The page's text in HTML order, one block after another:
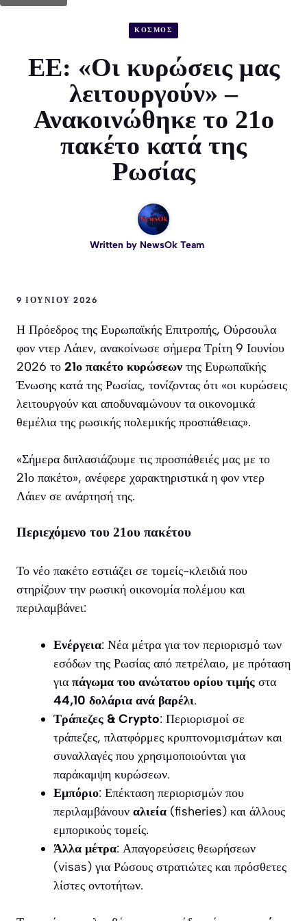
ΚΟΣΜΟΣ
ΕΕ: «Οι κυρώσεις μας
λειτουργούν» –
Ανακοινώθηκε το 21ο
πακέτο κατά της
Ρωσίας
Written by NewsOk Team
9 ΙΟΥΝΊΟΥ 2026
Η Πρόεδρος της Ευρωπαϊκής Επιτροπής, Ούρσουλα
φον ντερ Λάιεν, ανακοίνωσε σήμερα Τρίτη 9 Ιουνίου
2026 το 21ο πακέτο κυρώσεων της Ευρωπαϊκής
Ένωσης κατά της Ρωσίας, τονίζοντας ότι «οι κυρώσεις
λειτουργούν και αποδυναμώνουν τα οικονομικά
θεμέλια της ρωσικής πολεμικής προσπάθειας».
«Σήμερα διπλασιάζουμε τις προσπάθειές μας με το
21ο πακέτο», ανέφερε χαρακτηριστικά η φον ντερ
Λάιεν σε ανάρτησή της.
Περιεχόμενο του 21ου πακέτου
Το νέο πακέτο εστιάζει σε τομείς-κλειδιά που
στηρίζουν την ρωσική οικονομία πολέμου και
περιλαμβάνει:
Ενέργεια: Νέα μέτρα για τον περιορισμό των
εσόδων της Ρωσίας από πετρέλαιο, με πρόταση
για πάγωμα του ανώτατου ορίου τιμής στα
44,10 δολάρια ανά βαρέλι.
Τράπεζες & Crypto: Περιορισμοί σε
τράπεζες, πλατφόρμες κρυπτονομισμάτων και
συναλλαγές που χρησιμοποιούνται για
παράκαμψη κυρώσεων.
Εμπόριο: Επέκταση περιορισμών που
περιλαμβάνουν αλιεία (fisheries) και άλλους
εμπορικούς τομείς.
Άλλα μέτρα: Απαγορεύσεις θεωρήσεων
(visas) για Ρώσους στρατιώτες και πρόσθετες
λίστες οντοτήτων.